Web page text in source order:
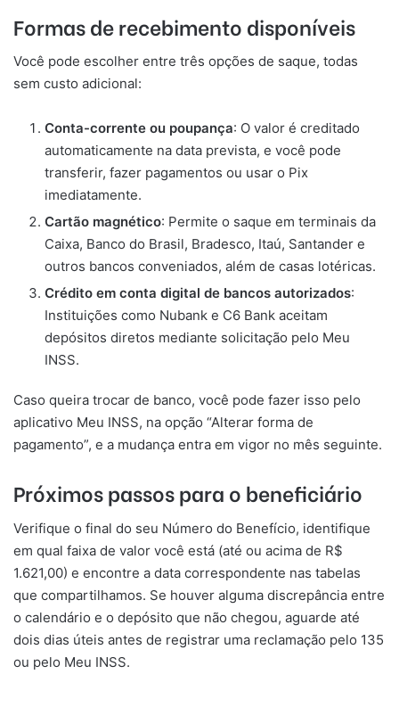
Formas de recebimento disponíveis
Você pode escolher entre três opções de saque, todas
sem custo adicional:
Conta-corrente ou poupança: O valor é creditado
automaticamente na data prevista, e você pode
transferir, fazer pagamentos ou usar o Pix
imediatamente.
Cartão magnético: Permite o saque em terminais da
Caixa, Banco do Brasil, Bradesco, Itaú, Santander e
outros bancos conveniados, além de casas lotéricas.
Crédito em conta digital de bancos autorizados:
Instituições como Nubank e C6 Bank aceitam
depósitos diretos mediante solicitação pelo Meu
INSS.
Caso queira trocar de banco, você pode fazer isso pelo
aplicativo Meu INSS, na opção “Alterar forma de
pagamento”, e a mudança entra em vigor no mês seguinte.
Próximos passos para o beneficiário
Verifique o final do seu Número do Benefício, identifique
em qual faixa de valor você está (até ou acima de R$
1.621,00) e encontre a data correspondente nas tabelas
que compartilhamos. Se houver alguma discrepância entre
o calendário e o depósito que não chegou, aguarde até
dois dias úteis antes de registrar uma reclamação pelo 135
ou pelo Meu INSS.